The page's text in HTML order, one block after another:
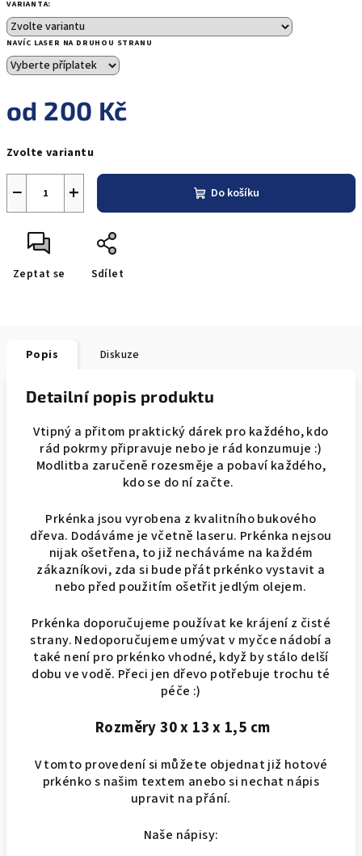
VARIANTA:
NAVÍC LASER NA DRUHOU STRANU
od 200 Kč
cena:
Zvolte variantu
+
− Do košíku
Zeptat se Sdílet
Popis Diskuze
Detailní popis produktu
Vtipný a přitom praktický dárek pro každého, kdo
rád pokrmy připravuje nebo je rád konzumuje :)
Modlitba zaručeně rozesměje a pobaví každého,
kdo se do ní začte.
Prkénka jsou vyrobena z kvalitního bukového
dřeva. Dodáváme je včetně laseru. Prkénka nejsou
nijak ošetřena, to již necháváme na každém
zákazníkovi, zda si bude přát prkénko vystavit a
nebo před použitím ošetřit jedlým olejem.
Prkénka doporučujeme používat ke krájení z čisté
strany. Nedoporučujeme umývat v myčce nádobí a
také není pro prkénko vhodné, když by stálo delší
dobu ve vodě. Přeci jen dřevo potřebuje trochu té
péče :)
Rozměry 30 x 13 x 1,5 cm
V tomto provedení si můžete objednat již hotové
prkénko s našim textem anebo si nechat nápis
upravit na přání.
Naše nápisy: